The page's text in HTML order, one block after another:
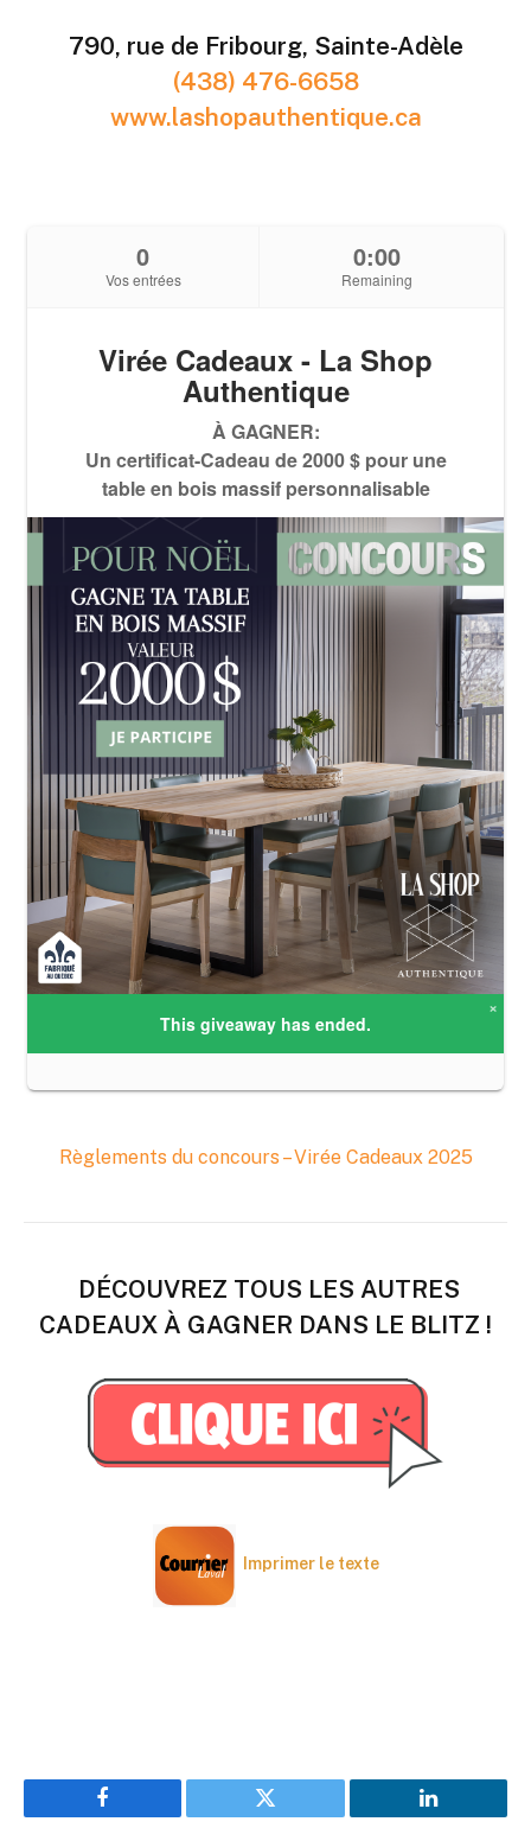
790, rue de Fribourg, Sainte-Adèle
(438) 476-6658
www.lashopauthentique.ca
Règlements du concours – Virée Cadeaux 2025
DÉCOUVREZ TOUS LES AUTRES
CADEAUX À GAGNER DANS LE BLITZ !
Imprimer le texte
Facebook Twitter LinkedIn